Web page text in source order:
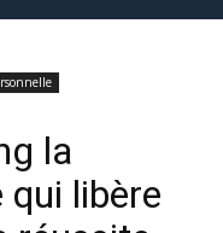
la
libère